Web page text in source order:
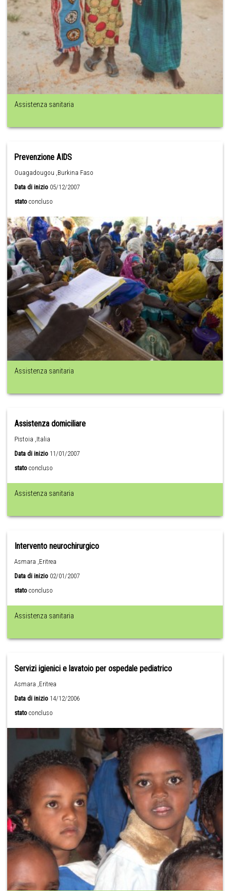
Assistenza sanitaria
Prevenzione AIDS
Ouagadougou ,Burkina Faso
Data di inizio 05/12/2007
stato concluso
Assistenza sanitaria
Assistenza domiciliare
Pistoia ,Italia
Data di inizio 11/01/2007
stato concluso
Assistenza sanitaria
Intervento neurochirurgico
Asmara ,Eritrea
Data di inizio 02/01/2007
stato concluso
Assistenza sanitaria
Servizi igienici e lavatoio per ospedale pediatrico
Asmara ,Eritrea
Data di inizio 14/12/2006
stato concluso